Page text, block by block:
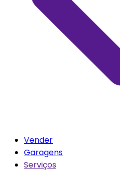
Vender
Garagens
Serviços